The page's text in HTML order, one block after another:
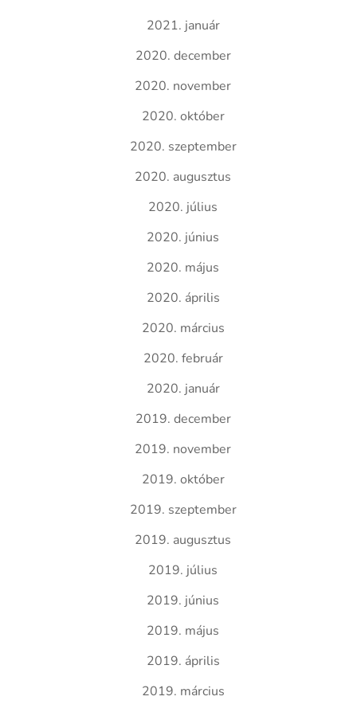
2021. január
2020. december
2020. november
2020. október
2020. szeptember
2020. augusztus
2020. július
2020. június
2020. május
2020. április
2020. március
2020. február
2020. január
2019. december
2019. november
2019. október
2019. szeptember
2019. augusztus
2019. július
2019. június
2019. május
2019. április
2019. március